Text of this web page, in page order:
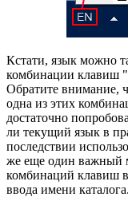
Кстати, язык можно
комбинации клавиш
Обратите внимание,
одна из этих
достаточно
ли текущий язык в
последствии
же еще один важный
комбинаций клавиш
ввода имени каталога.